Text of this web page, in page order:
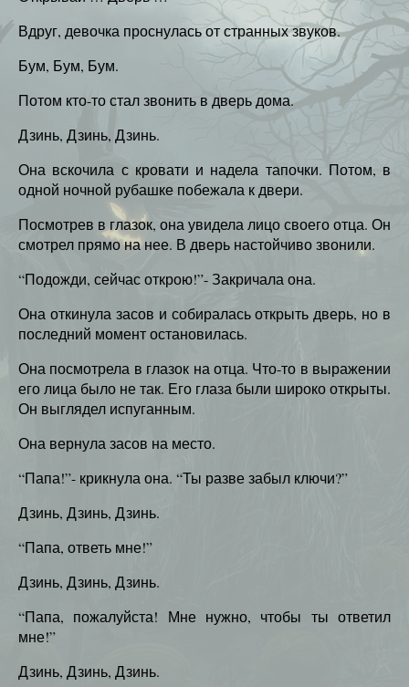
Вдруг, девочка проснулась от странных звуков.
Бум, Бум, Бум.
Потом кто-то стал звонить в дверь дома.
Дзинь, Дзинь, Дзинь.
Она вскочила с кровати и надела тапочки. Потом, в
одной ночной рубашке побежала к двери.
Посмотрев в глазок, она увидела лицо своего отца. Он
смотрел прямо на нее. В дверь настойчиво звонили.
“Подожди, сейчас открою!”- Закричала она.
Она откинула засов и собиралась открыть дверь, но в
последний момент остановилась.
Она посмотрела в глазок на отца. Что-то в выражении
его лица было не так. Его глаза были широко открыты.
Он выглядел испуганным.
Она вернула засов на место.
“Папа!”- крикнула она. “Ты разве забыл ключи?”
Дзинь, Дзинь, Дзинь.
“Папа, ответь мне!”
Дзинь, Дзинь, Дзинь.
“Папа, пожалуйста! Мне нужно, чтобы ты ответил
мне!”
Дзинь, Дзинь, Дзинь.